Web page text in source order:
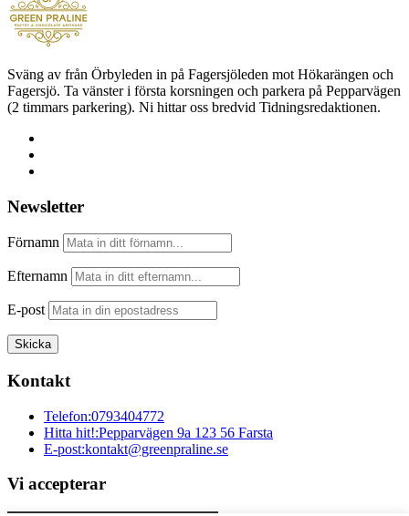
Sväng av från Örbyleden in på Fagersjöleden mot Hökarängen och
Fagersjö. Ta vänster i första korsningen och parkera på Pepparvägen
(2 timmars parkering). Ni hittar oss bredvid Tidningsredaktionen.
Newsletter
Förnamn
Efternamn
E-post
Kontakt
Telefon:0793404772
Hitta hit!:Pepparvägen 9a 123 56 Farsta
E-post:kontakt@greenpraline.se
Vi accepterar